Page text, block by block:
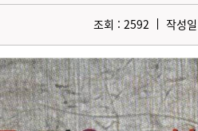
조회 : 2592 작성